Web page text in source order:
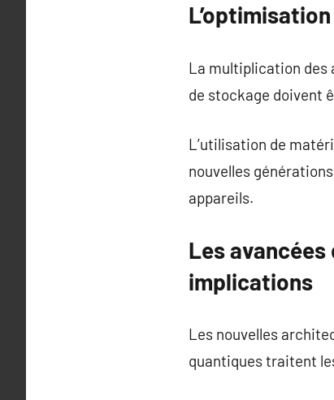
La multiplication des
de stockage doivent
L’utilisation de
nouvelles
appareils.
Les
implications
Les nouvelles
quantiques traitent